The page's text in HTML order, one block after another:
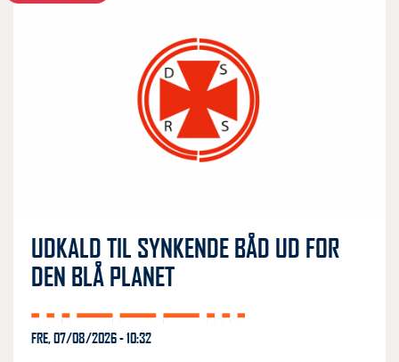
UDKALD TIL SYNKENDE BÅD UD FOR
DEN BLÅ PLANET
FRE, 07/08/2026 - 10:32